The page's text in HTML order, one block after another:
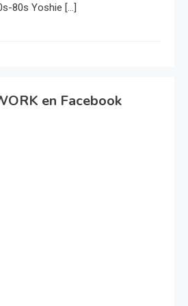
80s Yoshie […]
en Facebook